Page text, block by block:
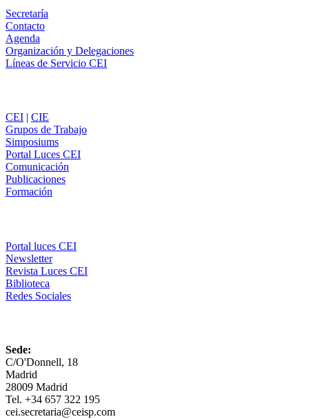
Secretaría
Contacto
Agenda
Organización y Delegaciones
Líneas de Servicio CEI
CEI | CIE
Grupos de Trabajo
Simposiums
Portal Luces CEI
Comunicación
Publicaciones
Formación
Portal luces CEI
Newsletter
Revista Luces CEI
Biblioteca
Redes Sociales
Sede:
C/O'Donnell, 18
Madrid
28009 Madrid
Tel. +34 657 322 195
cei.secretaria@ceisp.com